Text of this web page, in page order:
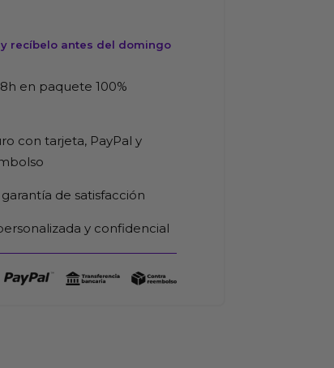
y recíbelo antes del domingo
en paquete 100%
con tarjeta, PayPal y
de satisfacción
y confidencial